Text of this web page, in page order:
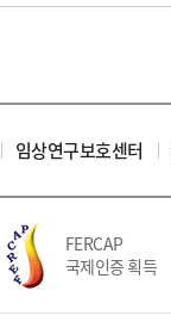
임상연구보호센터
FERCAP
국제인증 획득